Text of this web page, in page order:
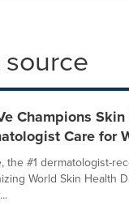
Champions
Care for
the #1 dermatologist-
World Skin Health